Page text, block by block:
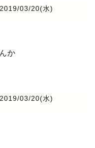
03/20(水)
か
03/20(水)